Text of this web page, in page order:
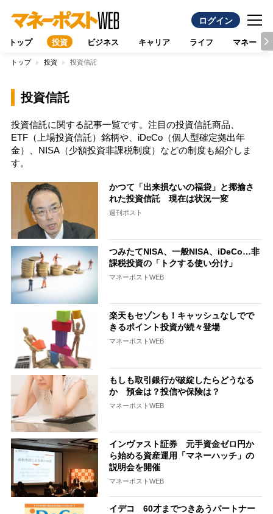
ログイン
トップ 投資 ビジネス キャリア ライフ マネー
トップ 投資 投資信託
投資信託
投資信託に関する記事一覧です。注目の投資信託商品、
ETF（上場投資信託）銘柄や、iDeCo（個人型確定拠出年
金）、NISA（少額投資非課税制度）などの制度も紹介しま
す。
かつて「出来損ないの福袋」と揶揄さ
れた投資信託 現在は状況一変
週刊ポスト
つみたてNISA、一般NISA、iDeCo…非
課税投資の「トクする使い分け」
マネーポストWEB
楽天もセゾンも！キャッシュなしでで
きるポイント投資が続々登場
マネーポストWEB
もしも取引銀行が破綻したらどうなる
か 預金は？投信や保険は？
マネーポストWEB
インヴァスト証券 元手資金ゼロ円か
ら始める資産運用「マネーハッチ」の
説明会を開催
マネーポストWEB
イデコ 60才までつきあうパートナー